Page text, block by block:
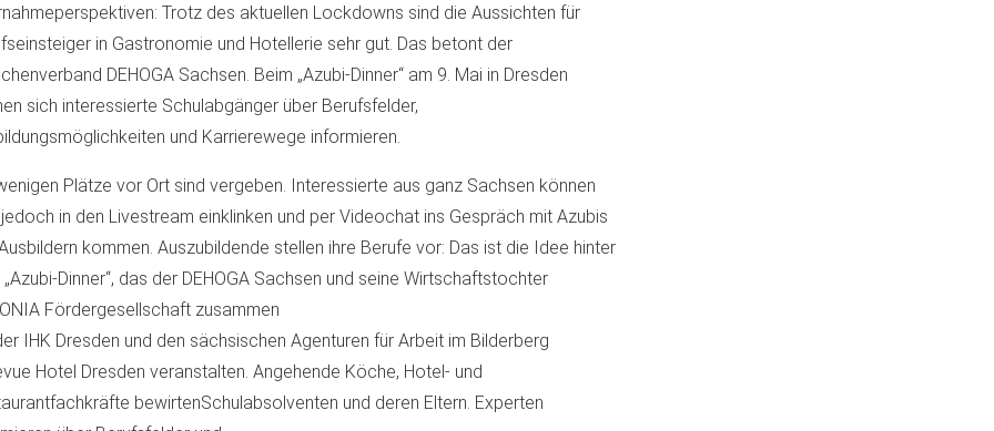
Trotz des aktuellen Lockdowns sind die Aussichten für
in Gastronomie und Hotellerie sehr gut. Das betont der
DEHOGA Sachsen. Beim „Azubi-Dinner“ am 9. Mai in Dresden
sich interessierte Schulabgänger über Berufsfelder,
und Karrierewege informieren.
Plätze vor Ort sind vergeben. Interessierte aus ganz Sachsen können
in den Livestream einklinken und per Videochat ins Gespräch mit Azubis
kommen. Auszubildende stellen ihre Berufe vor: Das ist die Idee hinter
Dinner“, das der DEHOGA Sachsen und seine Wirtschaftstochter
Fördergesellschaft zusammen
IHK Dresden und den sächsischen Agenturen für Arbeit im Bilderberg
Hotel Dresden veranstalten. Angehende Köche, Hotel- und
bewirtenSchulabsolventen und deren Eltern. Experten